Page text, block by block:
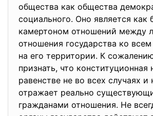
общества как общества
социального. Оно является как
камертоном отношений между
отношения государства ко
на его территории. К
признать, что конституционная
равенстве не во всех случаях и
отражает реально
гражданами отношения. Не